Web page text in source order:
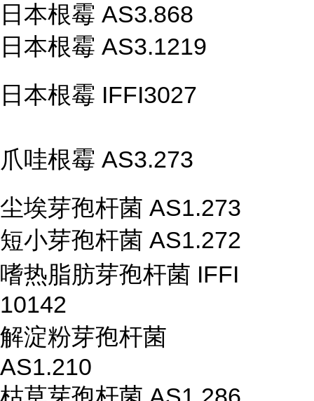
日本根霉 AS3.868
日本根霉 AS3.1219
日本根霉 IFFI3027
爪哇根霉 AS3.273
尘埃芽孢杆菌 AS1.273
短小芽孢杆菌 AS1.272
嗜热脂肪芽孢杆菌 IFFI
10142
解淀粉芽孢杆菌
AS1.210